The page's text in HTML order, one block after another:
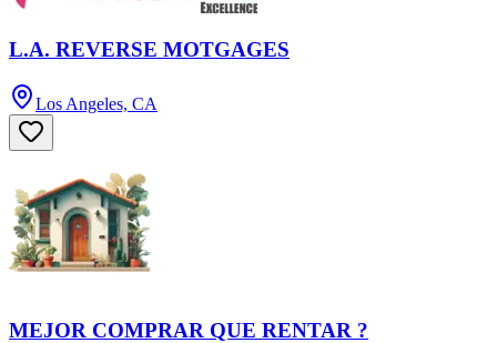
L.A. REVERSE MOTGAGES
Los Angeles, CA
MEJOR COMPRAR QUE RENTAR ?